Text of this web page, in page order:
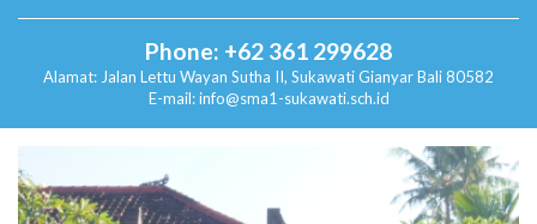
Phone: +62 361 299628
Alamat: Jalan Lettu Wayan Sutha II, SukawatiGianyar Bali 80582
E-mail: info@sma1-sukawati.sch.id